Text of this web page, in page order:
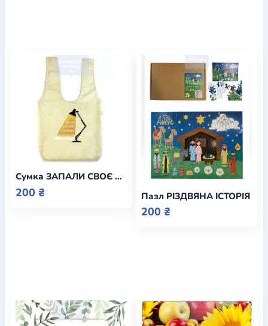
Сумка ЗАПАЛИ СВОЄ СВІТЛО
200 ₴ Пазл РІЗДВЯНА ІСТОРІЯ
200 ₴